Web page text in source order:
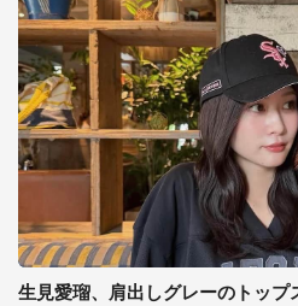
生見愛瑠、肩出しグレーのトップ